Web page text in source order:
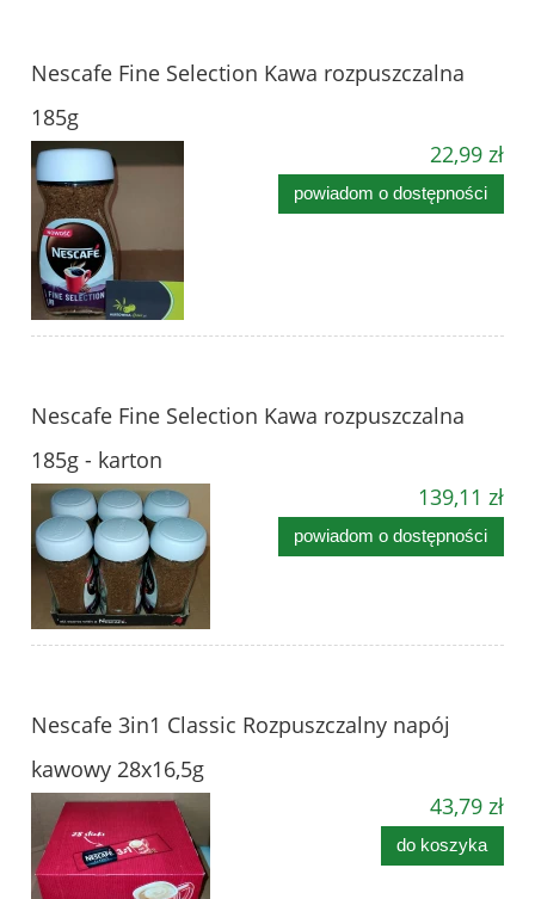
Nescafe Fine Selection Kawa rozpuszczalna
185g
22,99 zł
powiadom o dostępności
Nescafe Fine Selection Kawa rozpuszczalna
185g - karton
139,11 zł
powiadom o dostępności
Nescafe 3in1 Classic Rozpuszczalny napój
kawowy 28x16,5g
43,79 zł
do koszyka